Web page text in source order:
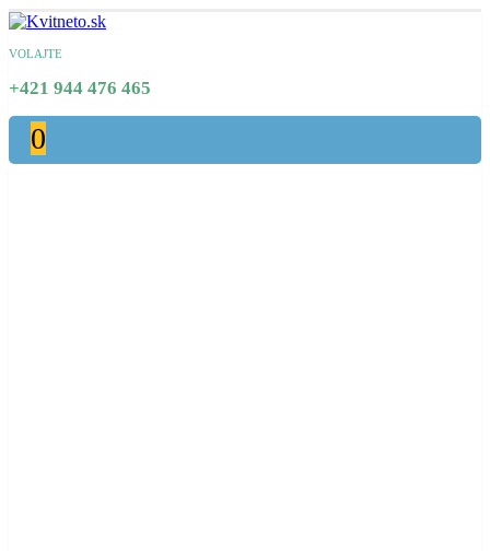
VOLAJTE
+421 944 476 465
0